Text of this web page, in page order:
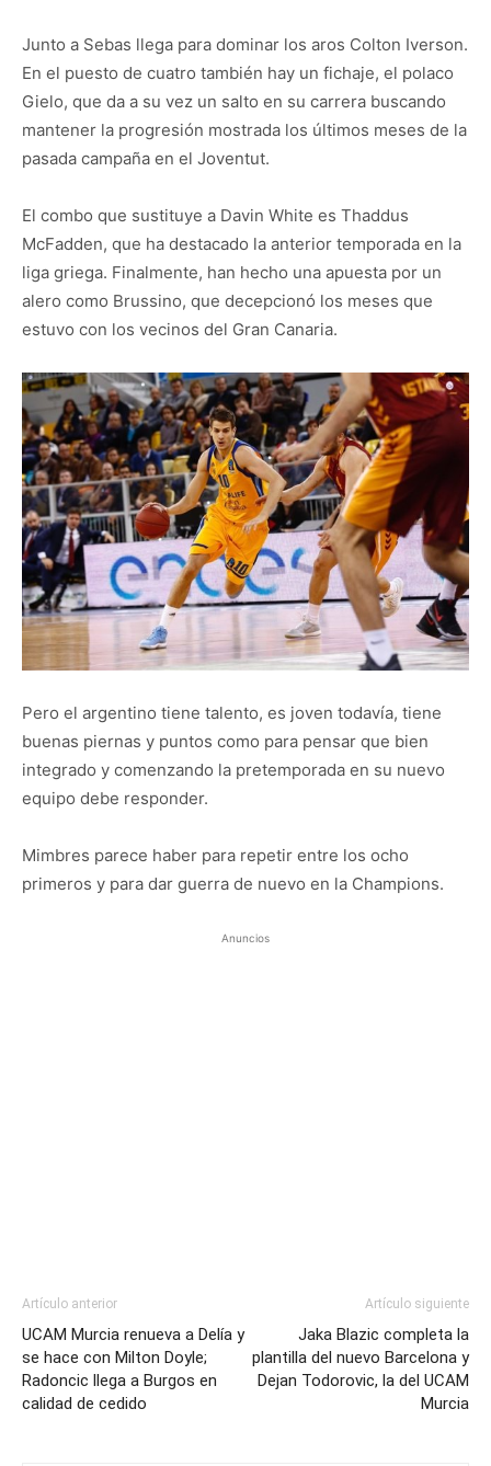
Junto a Sebas llega para dominar los aros Colton Iverson.
En el puesto de cuatro también hay un fichaje, el polaco
Gielo, que da a su vez un salto en su carrera buscando
mantener la progresión mostrada los últimos meses de la
pasada campaña en el Joventut.
El combo que sustituye a Davin White es Thaddus
McFadden, que ha destacado la anterior temporada en la
liga griega. Finalmente, han hecho una apuesta por un
alero como Brussino, que decepcionó los meses que
estuvo con los vecinos del Gran Canaria.
Pero el argentino tiene talento, es joven todavía, tiene
buenas piernas y puntos como para pensar que bien
integrado y comenzando la pretemporada en su nuevo
equipo debe responder.
Mimbres parece haber para repetir entre los ocho
primeros y para dar guerra de nuevo en la Champions.
Anuncios
Artículo anterior
UCAM Murcia renueva a Delía y
se hace con Milton Doyle;
Radoncic llega a Burgos en
calidad de cedido
Artículo siguiente
Jaka Blazic completa la
plantilla del nuevo Barcelona y
Dejan Todorovic, la del UCAM
Murcia